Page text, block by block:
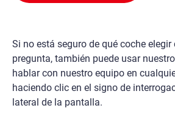
Si no está seguro de qué coche
pregunta, también puede usar
hablar con nuestro equipo en
haciendo clic en el signo de
lateral de la pantalla.